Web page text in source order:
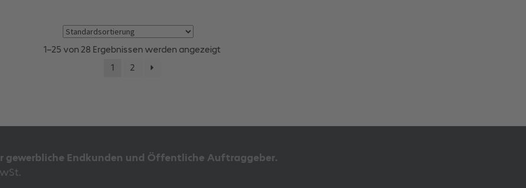
1–25 von 28 Ergebnissen werden angezeigt
1
2
Endkunden und Öffentliche Auftraggeber.